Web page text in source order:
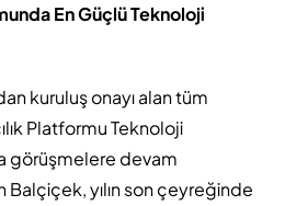
En Güçlü Teknoloji
kuruluş onayı alan tüm
Platformu Teknoloji
görüşmelere devam
yılın son çeyreğinde